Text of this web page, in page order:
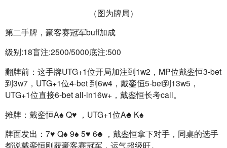
（图为牌局）
第二手牌，豪客赛冠军buff加成
级别:18盲注:2500/5000底注:500
翻牌前：这手牌UTG+1位开局加注到1w2，MP位戴銮恒3-bet
到3w7，UTG+1位4-bet 到6w4，戴銮恒5-bet到13w5，
UTG+1位直接6-bet all-in16w+，戴銮恒长考call。
摊牌：戴銮恒A♠️ Q♥️ ，UTG+1位A♣️ K♠️
牌面发出：7♥️ Q♠️ 9♠️ 5♥️ 6♣️ ，戴銮恒拿下对手，同桌的选手
都说戴銮恒刚获豪客赛冠军，运气超级旺。